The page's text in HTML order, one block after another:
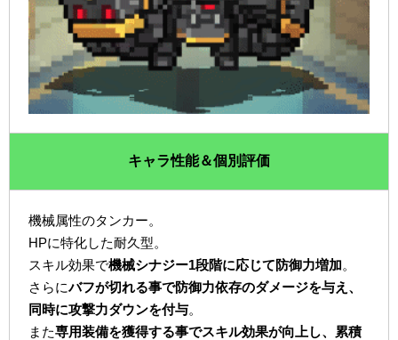
キャラ性能＆個別評価
機械属性のタンカー。
HPに特化した耐久型。
スキル効果で機械シナジー1段階に応じて防御力増加。
さらにバフが切れる事で防御力依存のダメージを与え、
同時に攻撃力ダウンを付与。
また専用装備を獲得する事でスキル効果が向上し、累積